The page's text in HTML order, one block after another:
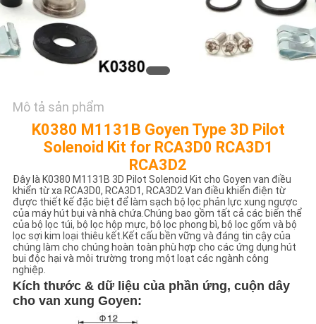
COMPANY
NEWS
SƠ
TRANG
WEB
CHÍNH
SÁCH
BẢO
MẬT
Mô tả sản phẩm
K0380 M1131B Goyen Type 3D Pilot
Solenoid Kit for RCA3D0 RCA3D1
RCA3D2
Đây là K0380 M1131B 3D Pilot Solenoid Kit cho Goyen van điều
khiển từ xa RCA3D0, RCA3D1, RCA3D2.Van điều khiển điện từ
được thiết kế đặc biệt để làm sạch bộ lọc phản lực xung ngược
của máy hút bụi và nhà chứa.Chúng bao gồm tất cả các biến thể
của bộ lọc túi, bộ lọc hộp mực, bộ lọc phong bì, bộ lọc gốm và bộ
lọc sợi kim loại thiêu kết.Kết cấu bền vững và đáng tin cậy của
chúng làm cho chúng hoàn toàn phù hợp cho các ứng dụng hút
bụi độc hại và môi trường trong một loạt các ngành công
nghiệp.
Kích thước & dữ liệu của phần ứng, cuộn dây
cho van xung Goyen: